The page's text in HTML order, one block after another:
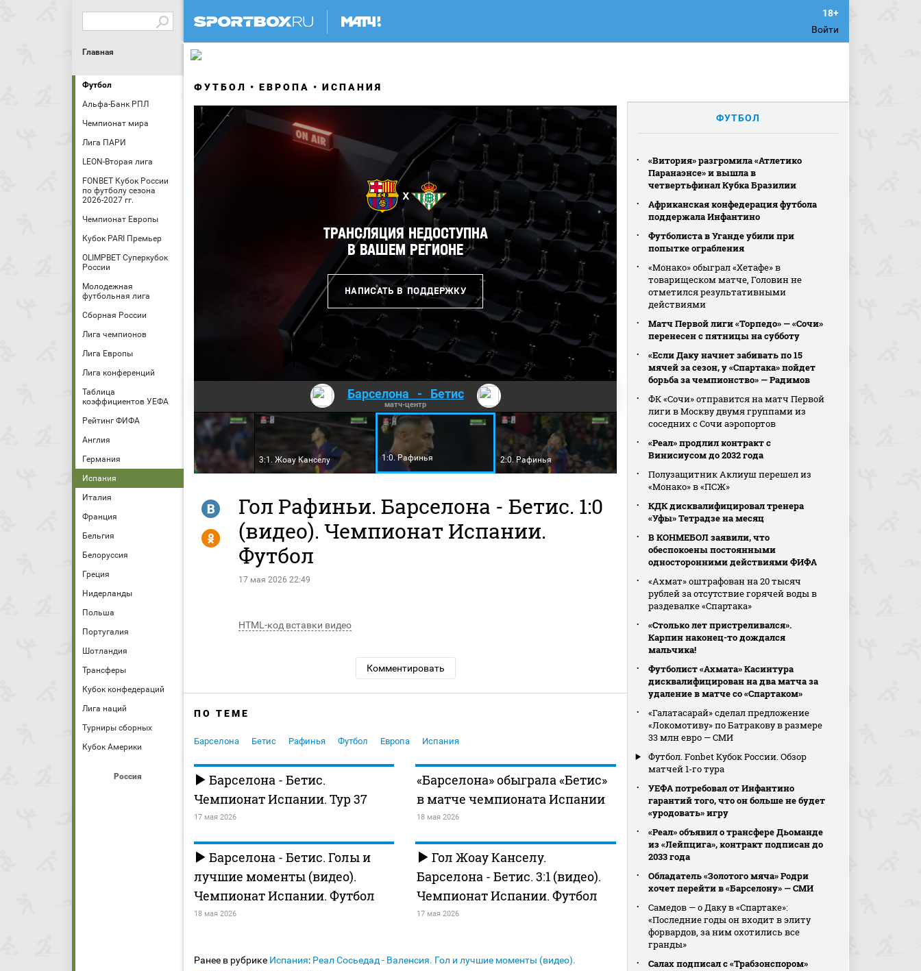
Войти
Главная
Футбол
Альфа-Банк РПЛ
Чемпионат мира
Лига ПАРИ
LEON-Вторая лига
FONBET Кубок России
по футболу сезона
2026-2027 гг.
Чемпионат Европы
Кубок PARI Премьер
OLIMPBET Суперкубок
России
Молодежная
футбольная лига
Сборная России
Лига чемпионов
Лига Европы
Лига конференций
Таблица
коэффициентов УЕФА
Рейтинг ФИФА
Англия
Германия
Испания
Италия
Франция
Бельгия
Белоруссия
Греция
Нидерланды
Польша
Португалия
Шотландия
Трансферы
Кубок конфедераций
Лига наций
Турниры сборных
Кубок Америки
Россия
ФУТБОЛ ЕВРОПА ИСПАНИЯ
Барселона - Бетис
матч-центр
лучшие моменты (видео).
3:1. Жоау Канселу 1:0. Рафинья 2:0. Рафинья
Гол Рафиньи. Барселона - Бетис. 1:0
(видео). Чемпионат Испании.
Футбол
17 мая 2026 22:49
R
Y
HTML-код вставки видео
Комментировать
ПО ТЕМЕ
Барселона Бетис Рафинья Футбол Европа Испания
Барселона - Бетис.
Чемпионат Испании. Тур 37
17 мая 2026
«Барселона» обыграла «Бетис»
в матче чемпионата Испании
18 мая 2026
Барселона - Бетис. Голы и
лучшие моменты (видео).
Чемпионат Испании. Футбол
18 мая 2026
Гол Жоау Канселу.
Барселона - Бетис. 3:1 (видео).
Чемпионат Испании. Футбол
17 мая 2026
Ранее в рубрике Испания: Реал Сосьедад - Валенсия. Гол и лучшие моменты (видео).
ФУТБОЛ
«Витория» разгромила «Атлетико
Паранаэнсе» и вышла в
четвертьфинал Кубка Бразилии
Африканская конфедерация футбола
поддержала Инфантино
Футболиста в Уганде убили при
попытке ограбления
«Монако» обыграл «Хетафе» в
товарищеском матче, Головин не
отметился результативными
действиями
Матч Первой лиги «Торпедо» — «Сочи»
перенесен с пятницы на субботу
«Если Даку начнет забивать по 15
мячей за сезон, у «Спартака» пойдет
борьба за чемпионство» — Радимов
ФК «Сочи» отправится на матч Первой
лиги в Москву двумя группами из
соседних с Сочи аэропортов
«Реал» продлил контракт с
Винисиусом до 2032 года
Полузащитник Аклиуш перешел из
«Монако» в «ПСЖ»
КДК дисквалифицировал тренера
«Уфы» Тетрадзе на месяц
В КОНМЕБОЛ заявили, что
обеспокоены постоянными
односторонними действиями ФИФА
«Ахмат» оштрафован на 20 тысяч
рублей за отсутствие горячей воды в
раздевалке «Спартака»
«Столько лет пристреливался».
Карпин наконец-то дождался
мальчика!
Футболист «Ахмата» Касинтура
дисквалифицирован на два матча за
удаление в матче со «Спартаком»
«Галатасарай» сделал предложение
«Локомотиву» по Батракову в размере
33 млн евро — СМИ
Футбол. Fonbet Кубок России. Обзор
матчей 1-го тура
УЕФА потребовал от Инфантино
гарантий того, что он больше не будет
«уродовать» игру
«Реал» объявил о трансфере Дьоманде
из «Лейпцига», контракт подписан до
2033 года
Обладатель «Золотого мяча» Родри
хочет перейти в «Барселону» — СМИ
Самедов — о Даку в «Спартаке»:
«Последние годы он входит в элиту
форвардов, за ним охотились все
гранды»
Салах подписал с «Трабзонспором»